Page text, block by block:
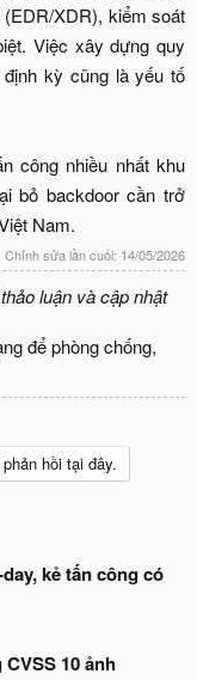
XDR), kiểm soát
Việc xây dựng quy
kỳ cũng là yếu tố
công nhiều nhất khu
bỏ backdoor cần trở
Nam.​
Chỉnh sửa lần cuối: 14/05/2026
luận và cập nhật
để phòng chống,
hồi tại đây.
kẻ tấn công có
10 ảnh